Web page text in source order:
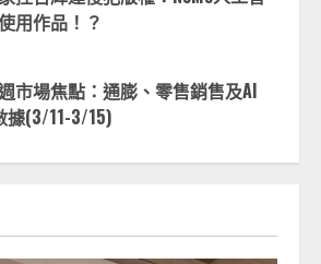
用作品！？
市場焦點：通膨、零售銷售及AI
據(3/11-3/15)